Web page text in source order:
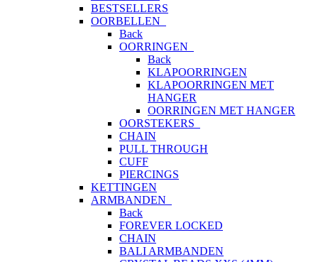
BESTSELLERS
OORBELLEN
Back
OORRINGEN
Back
KLAPOORRINGEN
KLAPOORRINGEN MET
HANGER
OORRINGEN MET HANGER
OORSTEKERS
CHAIN
PULL THROUGH
CUFF
PIERCINGS
KETTINGEN
ARMBANDEN
Back
FOREVER LOCKED
CHAIN
BALI ARMBANDEN